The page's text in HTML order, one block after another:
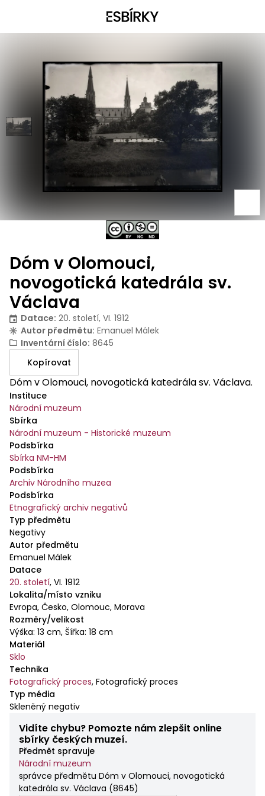
Dóm v Olomouci,
novogotická katedrála sv.
Václava
Datace: 20. století, VI. 1912
Autor předmětu: Emanuel Málek
Inventární číslo: 8645
Kopírovat
Dóm v Olomouci, novogotická katedrála sv. Václava.
Instituce
Národní muzeum
Sbírka
Národní muzeum - Historické muzeum
Podsbírka
Sbírka NM-HM
Podsbírka
Archiv Národního muzea
Podsbírka
Etnografický archiv negativů
Typ předmětu
Negativy
Autor předmětu
Emanuel Málek
Datace
20. století, VI. 1912
Lokalita/místo vzniku
Evropa, Česko, Olomouc, Morava
Rozměry/velikost
Výška: 13 cm, Šířka: 18 cm
Materiál
Sklo
Technika
Fotografický proces, Fotografický proces
Typ média
Skleněný negativ
Vidíte chybu? Pomozte nám zlepšit online
sbírky českých muzeí.
Předmět spravuje
Národní muzeum
správce předmětu Dóm v Olomouci, novogotická
katedrála sv. Václava (8645)